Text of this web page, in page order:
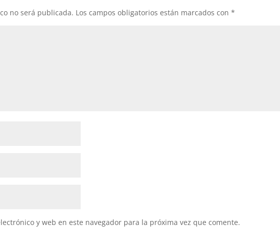
no será publicada. Los campos obligatorios están marcados con*
y web en este navegador para la próxima vez que comente.